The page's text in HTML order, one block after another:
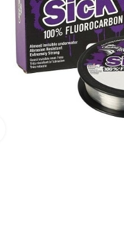
Ψαράκια Συρτής
Ψαράκια
Πλάνα - Slow
Πλάνα Spin -
Τεχνητά Tai
Καλαμαριέρες